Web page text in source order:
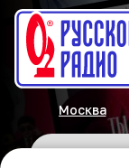
Москва